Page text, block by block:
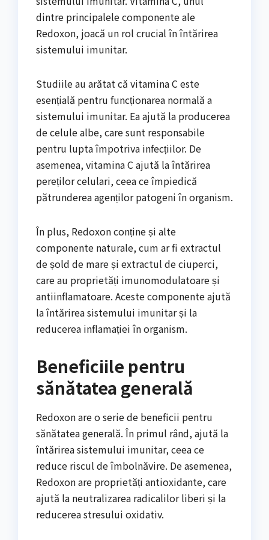
dintre principalele componente ale
Redoxon, joacă un rol crucial în întărirea
sistemului imunitar.
Studiile au arătat că vitamina C este
esențială pentru funcționarea normală a
sistemului imunitar. Ea ajută la producerea
de celule albe, care sunt responsabile
pentru lupta împotriva infecțiilor. De
asemenea, vitamina C ajută la întărirea
pereților celulari, ceea ce împiedică
pătrunderea agenților patogeni în organism.
În plus, Redoxon conține și alte
componente naturale, cum ar fi extractul
de șold de mare și extractul de ciuperci,
care au proprietăți imunomodulatoare și
antiinflamatoare. Aceste componente ajută
la întărirea sistemului imunitar și la
reducerea inflamației în organism.
Beneficiile pentru
sănătatea generală
Redoxon are o serie de beneficii pentru
sănătatea generală. În primul rând, ajută la
întărirea sistemului imunitar, ceea ce
reduce riscul de îmbolnăvire. De asemenea,
Redoxon are proprietăți antioxidante, care
ajută la neutralizarea radicalilor liberi și la
reducerea stresului oxidativ.